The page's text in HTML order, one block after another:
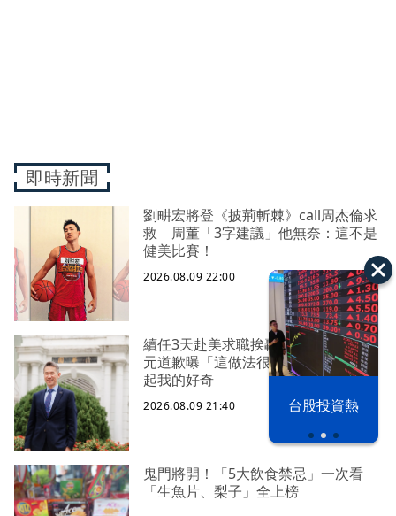
漢光42演習 台股投資熱
即時新聞
劉畊宏將登《披荊斬棘》call周杰倫求
救 周董「3字建議」他無奈：這不是
健美比賽！
2026.08.09 22:00
續任3天赴美求職挨轟 清大校長高為
元道歉曝「這做法很罕見」：的確引
起我的好奇
2026.08.09 21:40
鬼門將開！「5大飲食禁忌」一次看
「生魚片、梨子」全上榜